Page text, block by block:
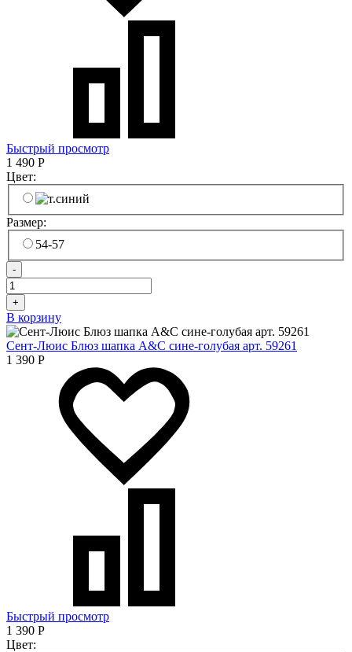
Быстрый просмотр
1 490 Р
Цвет:
Размер:
54-57
-
+
В корзину
Сент-Люис Блюз шапка A&C сине-голубая арт. 59261
1 390 Р
Быстрый просмотр
1 390 Р
Цвет: